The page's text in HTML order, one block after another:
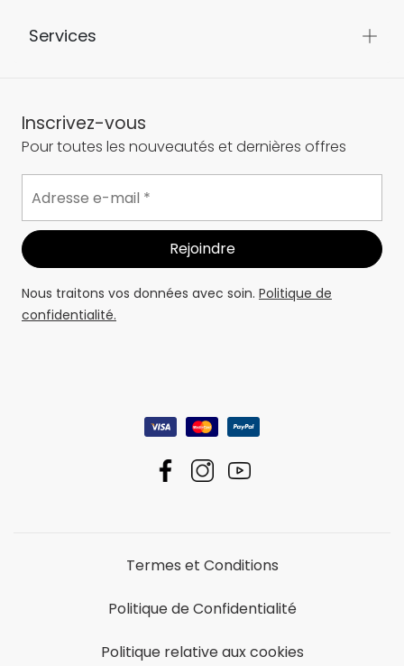
Services
Inscrivez-vous
Pour toutes les nouveautés et dernières offres
Nous traitons vos données avec soin. Politique de
confidentialité.
Termes et Conditions
Politique de Confidentialité
Politique relative aux cookies